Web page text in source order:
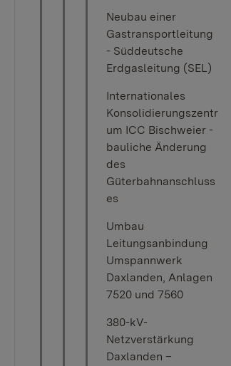
Neubau einer
Gastransportleitung
- Süddeutsche
Erdgasleitung (SEL)
Internationales
Konsolidierungszentr
um ICC Bischweier -
bauliche Änderung
des
Güterbahnanschluss
es
Umbau
Leitungsanbindung
Umspannwerk
Daxlanden, Anlagen
7520 und 7560
380-kV-
Netzverstärkung
Daxlanden –